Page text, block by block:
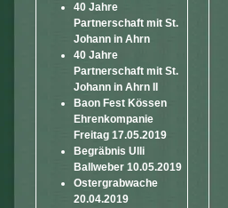
40 Jahre
Partnerschaft mit St.
Johann in Ahrn
40 Jahre
Partnerschaft mit St.
Johann in Ahrn II
Baon Fest Kössen
Ehrenkompanie
Freitag 17.05.2019
Begräbnis Ulli
Ballweber 10.05.2019
Ostergrabwache
20.04.2019